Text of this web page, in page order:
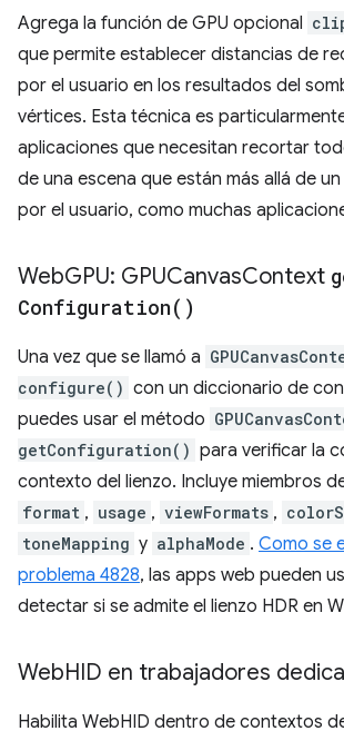
Agrega la función de GPU opcional
que permite establecer distancias de
por el usuario en los resultados del
vértices. Esta técnica es
aplicaciones que necesitan recortar
de una escena que están más allá de
por el usuario, como muchas
WebGPU: GPUCanvasContext
Configuration( )
Una vez que se llamó a
configure() con un diccionario de
puedes usar el método
getConfiguration() para verificar la
contexto del lienzo. Incluye miembros
format , usage , viewFormats ,
toneMapping y alphaMode . Como se
problema 4828, las apps web pueden
detectar si se admite el lienzo HDR en
WebHID en trabajadores
Habilita WebHID dentro de contextos